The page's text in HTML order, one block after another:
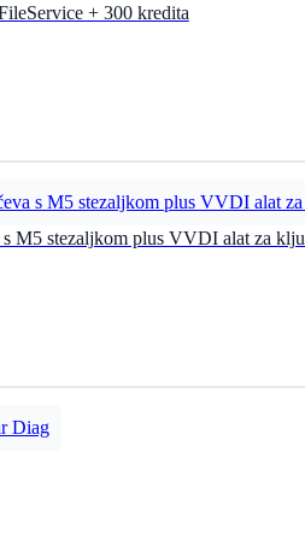
+ 300 kredita
M5 stezaljkom plus VVDI alat za